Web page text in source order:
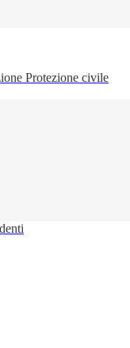
Protezione civile